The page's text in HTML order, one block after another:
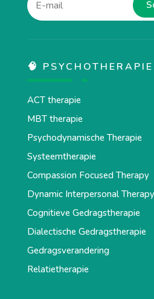
🧠
ACT therapie
MBT therapie
Psychodynamische Therapie
Systeemtherapie
Compassion Focused Therapy
Dynamic Interpersonal Therapy
Cognitieve Gedragstherapie
Dialectische Gedragstherapie
Gedragsverandering
Relatietherapie